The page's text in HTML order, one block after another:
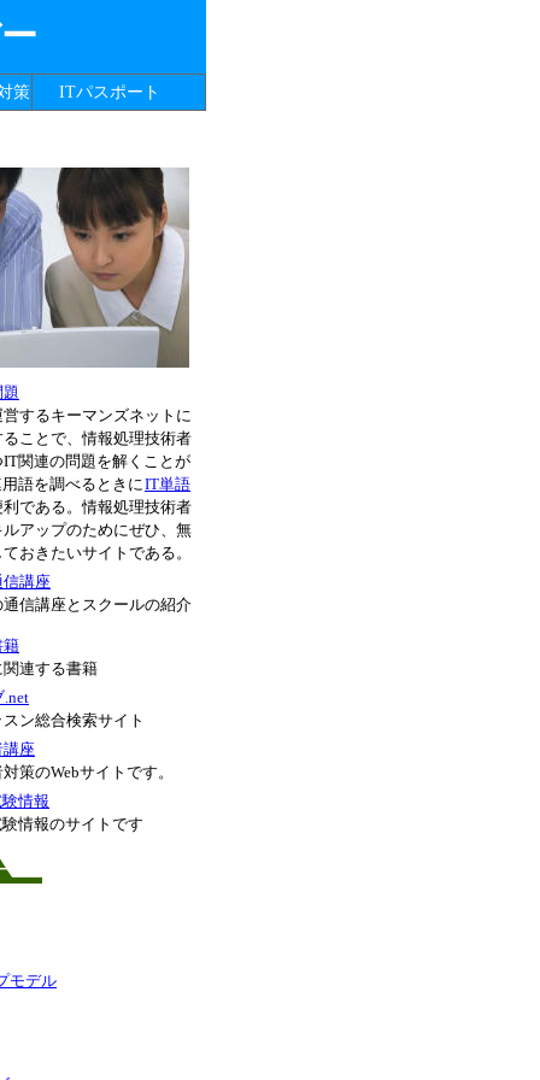
策 ITパスポート
営するキーマンズネットに
ことで、情報処理技術者
関連の問題を解くことが
語を調べるときにIT単語
である。情報処理技術者
アップのためにぜひ、無
おきたいサイトである。
信講座
信講座とスクールの紹介
籍
連する書籍
.net
ン総合検索サイト
講座
策のWebサイトです。
情報
情報のサイトです
モデル